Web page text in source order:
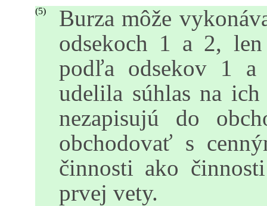
(5)
Burza môže
odsekoch 1 a 2,
podľa odsekov 1 a
udelila súhlas na
nezapisujú do
obchodovať s
činnosti ako
prvej vety.